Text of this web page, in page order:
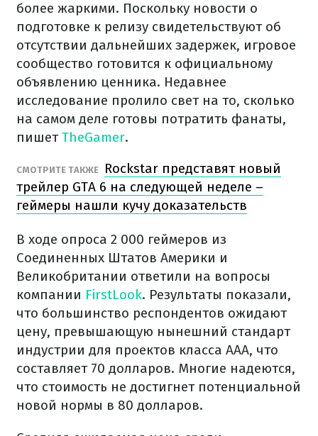
более жаркими. Поскольку новости о
подготовке к релизу свидетельствуют об
отсутствии дальнейших задержек, игровое
сообщество готовится к официальному
объявлению ценника. Недавнее
исследование пролило свет на то, сколько
на самом деле готовы потратить фанаты,
пишетTheGamer.
СМОТРИТЕ ТАКЖЕ
Rockstar представят новый
трейлер GTA 6 на следующей неделе –
геймеры нашли кучу доказательств
В ходе опроса 2 000 геймеров из
Соединенных Штатов Америки и
Великобритании ответили на вопросы
компании FirstLook. Результаты показали,
что большинство респондентов ожидают
цену, превышающую нынешний стандарт
индустрии для проектов класса AAA, что
составляет 70 долларов. Многие надеются,
что стоимость не достигнет потенциальной
новой нормы в 80 долларов.